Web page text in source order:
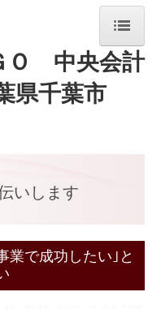
いします
業で成功したい｣と